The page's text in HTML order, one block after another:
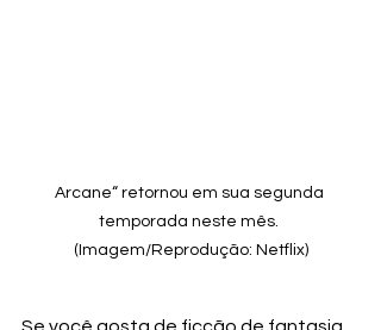
Arcane“ retornou em sua segunda
temporada neste mês.
(Imagem/Reprodução: Netflix)